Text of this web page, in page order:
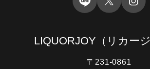
LIQUORJOY （リカー
〒231-0861